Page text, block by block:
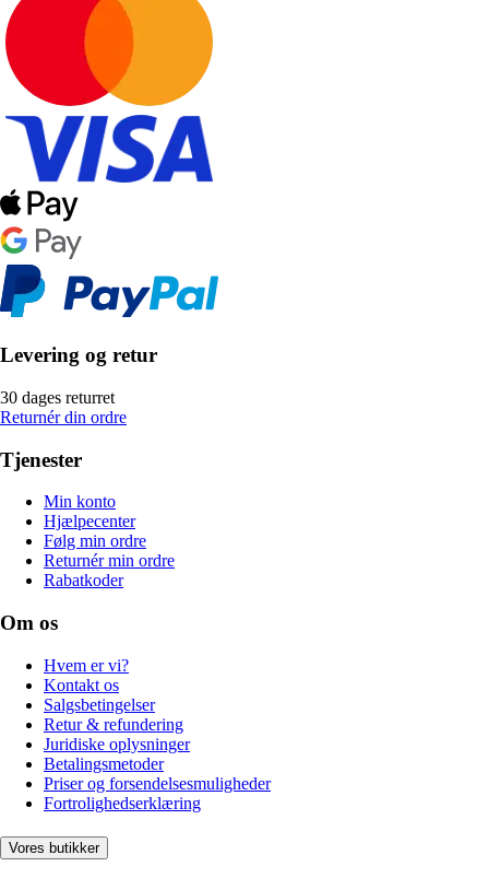
Levering og retur
30 dages returret
Returnér din ordre
Tjenester
Min konto
Hjælpecenter
Følg min ordre
Returnér min ordre
Rabatkoder
Om os
Hvem er vi?
Kontakt os
Salgsbetingelser
Retur & refundering
Juridiske oplysninger
Betalingsmetoder
Priser og forsendelsesmuligheder
Fortrolighedserklæring
Vores butikker